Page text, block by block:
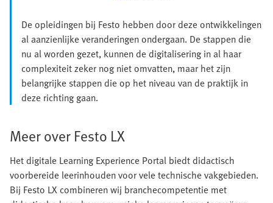
De opleidingen bij Festo hebben door deze ontwikkelingen
al aanzienlijke veranderingen ondergaan. De stappen die
nu al worden gezet, kunnen de digitalisering in al haar
complexiteit zeker nog niet omvatten, maar het zijn
belangrijke stappen die op het niveau van de praktijk in
deze richting gaan.
Meer over Festo LX
Het digitale Learning Experience Portal biedt didactisch
voorbereide leerinhouden voor vele technische vakgebieden.
Bij Festo LX combineren wij branchecompetentie met